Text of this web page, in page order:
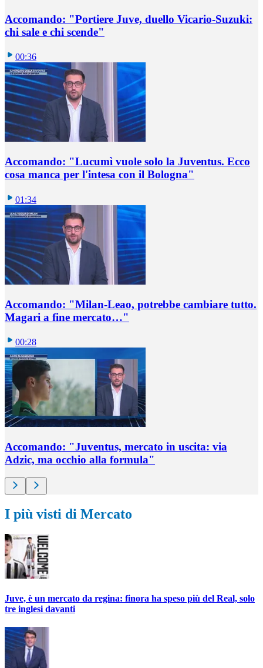
Accomando: "Portiere Juve, duello Vicario-Suzuki:
chi sale e chi scende"
00:36
Accomando: "Lucumì vuole solo la Juventus. Ecco
cosa manca per l'intesa con il Bologna"
01:34
Accomando: "Milan-Leao, potrebbe cambiare tutto.
Magari a fine mercato…"
00:28
Accomando: "Juventus, mercato in uscita: via
Adzic, ma occhio alla formula"
I più visti di Mercato
Juve, è un mercato da regina: finora ha speso più del Real, solo
tre inglesi davanti